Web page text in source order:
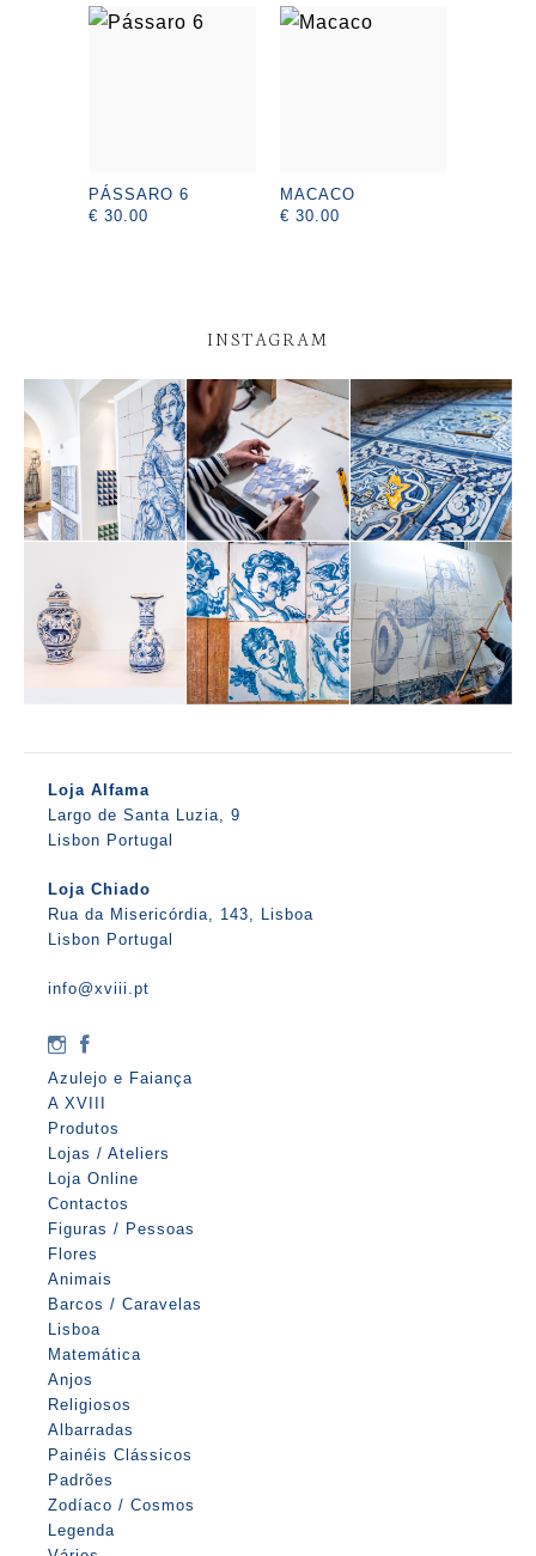
PÁSSARO 6
€ 30.00
MACACO
€ 30.00
INSTAGRAM
Loja Alfama
Largo de Santa Luzia, 9
Lisbon Portugal
Loja Chiado
Rua da Misericórdia, 143, Lisboa
Lisbon Portugal
info@xviii.pt
Azulejo e Faiança
A XVIII
Produtos
Lojas / Ateliers
Loja Online
Contactos
Figuras / Pessoas
Flores
Animais
Barcos / Caravelas
Lisboa
Matemática
Anjos
Religiosos
Albarradas
Painéis Clássicos
Padrões
Zodíaco / Cosmos
Legenda